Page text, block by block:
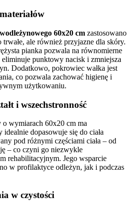
60x20 cm zastosowano
trwałe, ale również przyjazne dla skóry.
pianka pozwala na równomierne
eliminuje punktowy nacisk i zmniejsza
Dodatkowo, pokrowiec wałka jest
co pozwala zachować higienę i
użytkowaniu.
i wszechstronność
wymiarach 60x20 cm ma
dopasowuje się do ciała
pod różnymi częściami ciała – od
– co czyni go niezwykle
rehabilitacyjnym. Jego wsparcie
w profilaktyce odleżyn, jak i podczas
w czystości